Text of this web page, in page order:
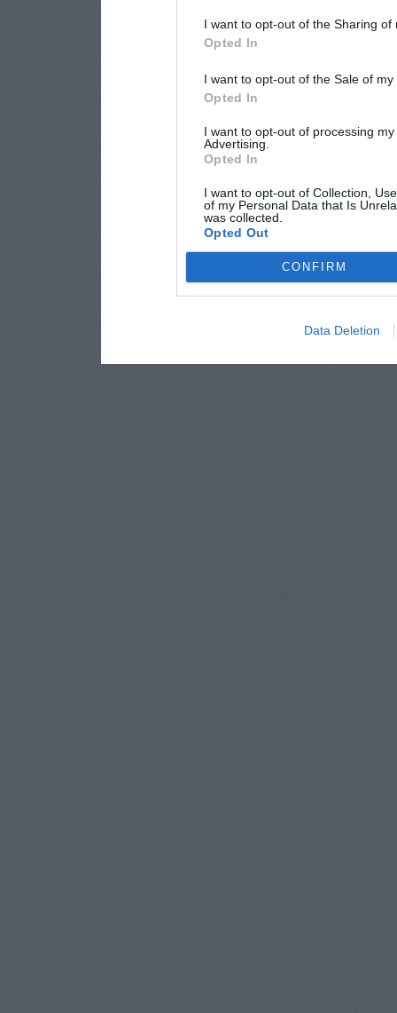
I want to opt-out of the Sharing of
Opted In
I want to opt-out of the Sale of
Opted In
I want to opt-out of processing
Advertising.
Opted In
I want to opt-out of Collection,
of my Personal Data that Is
was collected.
Opted Out
CONFIRM
Data Deletion